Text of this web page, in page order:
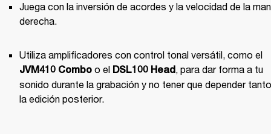
Juega con la inversión de acordes y la velocidad de la
derecha.
JVM410 Combo o el DSL100 Head, para dar forma a tu
sonido durante la grabación y no tener que depender
la edición posterior.